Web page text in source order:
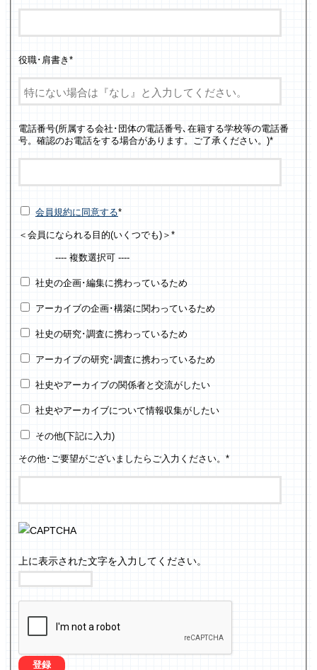
役職･肩書き *
電話番号(所属する会社･団体の電話番号､在籍する学校等の電話番
号。確認のお電話をする場合があります。ご了承ください。)*
会員規約に同意する*
＜会員になられる目的(いくつでも)＞ *
---- 複数選択可 ----
社史の企画･編集に携わっているため
アーカイブの企画･構築に関わっているため
社史の研究･調査に携わっているため
アーカイブの研究･調査に携わっているため
社史やアーカイブの関係者と交流がしたい
社史やアーカイブについて情報収集がしたい
その他(下記に入力)
その他･ご要望がございましたらご入力ください。 *
上に表示された文字を入力してください。